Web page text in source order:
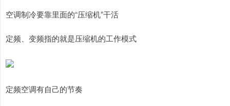
空调制冷要靠里面的“压缩机”干活
定频、变频指的就是压缩机的工作模式
定频空调有自己的节奏